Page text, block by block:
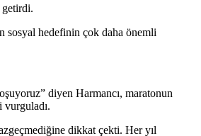
getirdi.
sosyal hedefinin çok daha önemli
diyen Harmancı, maratonun
vurguladı.
dikkat çekti. Her yıl